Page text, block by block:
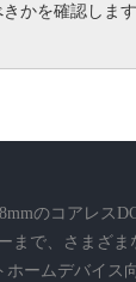
かを確認します
のコアレス
まで、さまざま
ホームデバイス